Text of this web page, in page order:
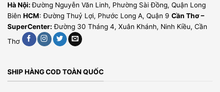
Hà Nội:Đường Nguyễn Văn Linh, Phường Sài Đồng, Quận Long
Biên HCM: Đường Thuỷ Lợi, Phước Long A, Quận 9 Cần Thơ –
SuperCenter: Đường 30 Tháng 4, Xuân Khánh, Ninh Kiều, Cần
Thơ
SHIP HÀNG COD TOÀN QUỐC